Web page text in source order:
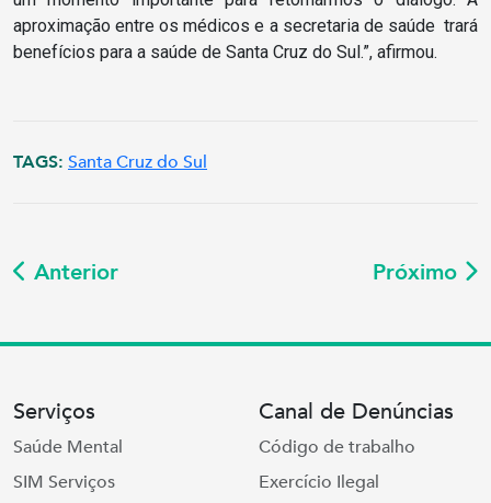
aproximação entre os médicos e a secretaria de saúde trará
benefícios para a saúde de Santa Cruz do Sul.”, afirmou.
TAGS: Santa Cruz do Sul
Anterior Próximo
Serviços
Saúde Mental
SIM Serviços
Canal de Denúncias
Código de trabalho
Exercício Ilegal